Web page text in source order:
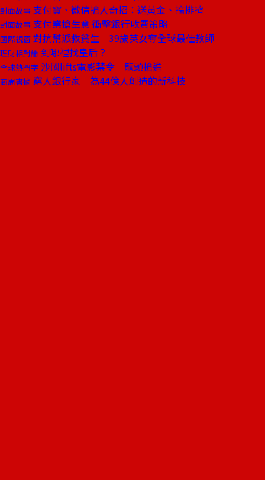
封面故事 支付寶、微信搶人奇招：送黃金、搞排擠
封面故事 支付業搶生意 衝擊銀行收費策略
國際視窗 對抗幫派救貧生 39歲英女奪全球最佳教師
理財相對論 到哪裡找皇后？
全球熱門字 沙國lifts電影禁令 龍頭搶進
商周書摘 窮人銀行家 為44億人創造的新科技